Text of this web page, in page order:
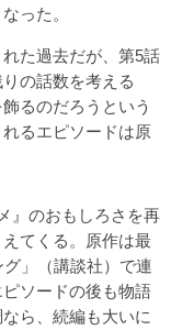
った。
た過去だが、第5話
の話数を考える
るのだろうという
るエピソードは原
』のおもしろさを再
てくる。原作は最
」（講談社）で連
ソードの後も物語
ら、続編も大いに